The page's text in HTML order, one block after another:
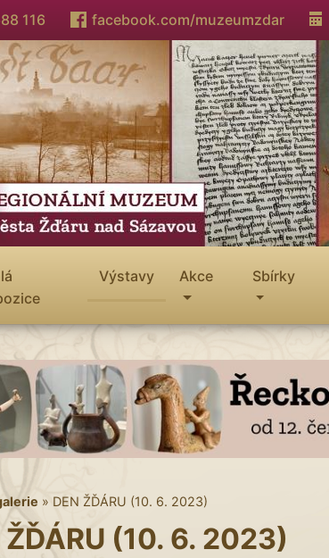
116 facebook.com/muzeumzdar
Výstavy Akce Sbírky
» DEN ŽĎÁRU (10. 6. 2023)
ŽĎÁRU (10. 6. 2023)